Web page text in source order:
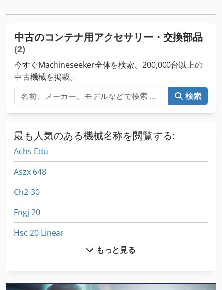
中古のコンテナ用アクセサリー・交換部品
(2)
今すぐMachineseeker全体を検索、200,000台以上の
中古機械を掲載。
検索
最も人気のある機械名称を閲覧する:
Achs Edu
Aszx 648
Ch2-30
Fngj 20
Hsc 20 Linear
もっと見る